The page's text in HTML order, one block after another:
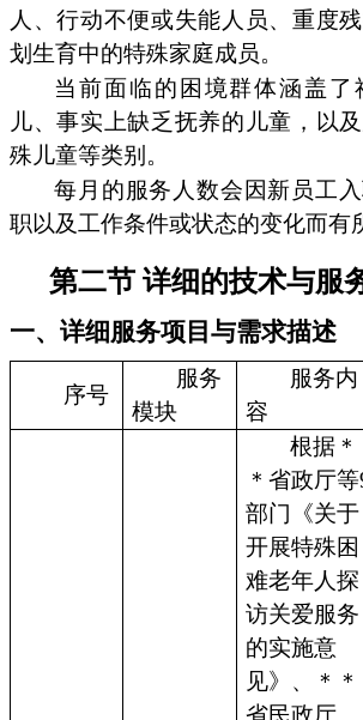
人、行动不便或失能人员、重度
划生育中的特殊家庭成员。
当前面临的困境群体涵盖了
儿、事实上缺乏抚养的儿童，以
殊儿童等类别。
每月的服务人数会因新员工
职以及工作条件或状态的变化而有
第二节 详细的技术与服
一、详细服务项目与需求描述
序号
服务
模块
服务内
容
根据＊
＊省政厅等
部门《关于
开展特殊困
难老年人探
访关爱服务
的实施意
见》、＊＊